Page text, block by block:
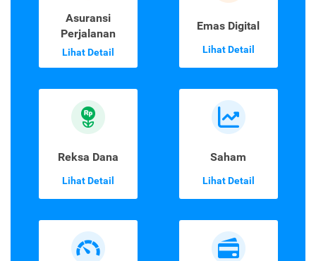
Asuransi
Perjalanan
Lihat Detail
Emas Digital
Lihat Detail
Reksa Dana
Lihat Detail
Saham
Lihat Detail